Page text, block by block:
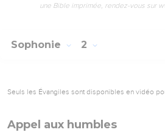
une Bible imprimée, rendez-vous sur
Sophonie 2
Seuls les Évangiles sont disponibles en vidéo
Appel aux humbles